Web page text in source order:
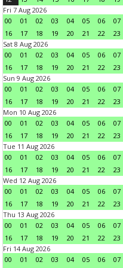
Fri 7 Aug 2026
00
01 02 03 04 05 06 07
16
17 18 19 20 21 22
23
Sat 8 Aug 2026
00
01 02 03 04 05 06 07
16
17 18 19 20 21 22
23
Sun 9 Aug 2026
00
01 02 03 04 05 06 07
16
17 18 19 20 21 22
23
Mon 10 Aug 2026
00
01 02 03 04 05 06 07
16
17 18 19 20 21 22
23
Tue 11 Aug 2026
00
01 02 03 04 05 06 07
16
17 18 19 20 21 22
23
Wed 12 Aug 2026
00
01 02 03 04 05 06 07
16
17 18 19 20 21 22
23
Thu 13 Aug 2026
00
01 02 03 04 05 06 07
16
17 18 19 20 21 22
23
Fri 14 Aug 2026
00
01 02 03 04 05 06 07